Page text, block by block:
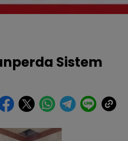
Sistem